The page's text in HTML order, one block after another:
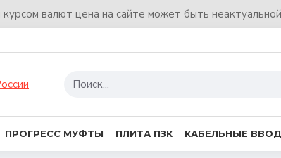
курсом валют цена на сайте может быть
ПРОГРЕСС МУФТЫ ПЛИТА ПЗК КАБЕЛЬНЫЕ